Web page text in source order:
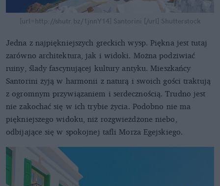
[url=http://shutr.bz/1jnnY14] Santorini [/url] Shutterstock
Jedna z najpiękniejszych greckich wysp. Piękna jest tutaj
zarówno architektura, jak i widoki. Można podziwiać
ruiny, ślady fascynującej kultury antyku. Mieszkańcy
Santorini żyją w harmonii z naturą i swoich gości traktują
z ogromnym przywiązaniem i serdecznością. Trudno jest
nie zakochać się w ich trybie życia. Podobno nie ma
piękniejszego widoku, niż rozgwieżdżone niebo,
odbijające się w spokojnej tafli Morza Egejskiego.